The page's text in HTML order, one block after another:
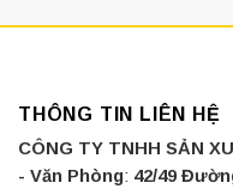
THÔNG TIN LIÊN HỆ
CÔNG TY TNHH SẢN
- Văn Phòng: 42/49